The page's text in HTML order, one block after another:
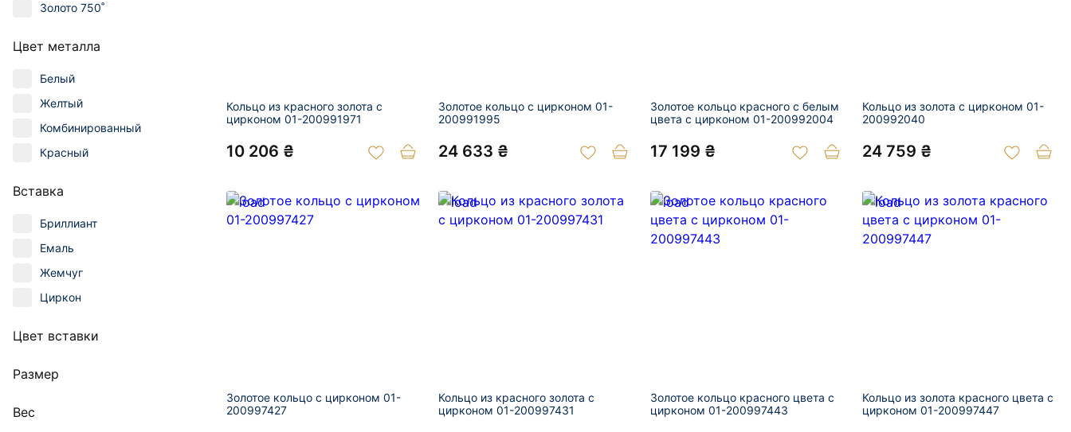
Кольцо из красного золота с
цирконом 01-200991971
10 206 ₴
Золотое кольцо с цирконом 01-
200991995
24 633 ₴
Золотое кольцо красного с белым
цвета с цирконом 01-200992004
17 199 ₴
Кольцо из золота с цирконом 01-
200992040
24 759 ₴
Золотое кольцо с цирконом 01-
200997427
Кольцо из красного золота с
цирконом 01-200997431
Золотое кольцо красного цвета с
цирконом 01-200997443
Кольцо из золота красного цвета с
цирконом 01-200997447
Золото 750˚
Цвет металла
Белый
Желтый
Комбинированный
Красный
Вставка
Бриллиант
Емаль
Жемчуг
Циркон
Цвет вставки
Размер
Вес